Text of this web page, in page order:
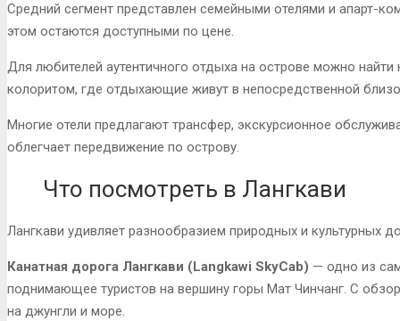
Средний сегмент представлен семейными отелями и апарт-
этом остаются доступными по цене.
Для любителей аутентичного отдыха на острове можно
колоритом, где отдыхающие живут в непосредственной
Многие отели предлагают трансфер, экскурсионное
облегчает передвижение по острову.
Что посмотреть в Лангкави
Лангкави удивляет разнообразием природных и культурных
Канатная дорога Лангкави (Langkawi SkyCab) — одно из
поднимающее туристов на вершину горы Мат Чинчанг. С
на джунгли и море.